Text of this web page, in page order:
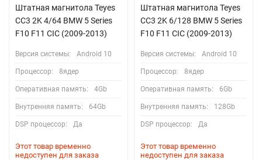
Штатная магнитола Teyes
CC3 2K 4/64 BMW 5 Series
F10 F11 CIC (2009-2013)
Версия системы: Android 10
Процессор: 8ядер
Оперативная память: 4Gb
Внутренняя память: 64Gb
DSP процессор: Да
Этот товар временно
недоступен для заказа
Штатная магнитола Teyes
CC3 2K 6/128 BMW 5 Series
F10 F11 CIC (2009-2013)
Версия системы: Android 10
Процессор: 8ядер
Оперативная память: 6Gb
Внутренняя память: 128Gb
DSP процессор: Да
Этот товар временно
недоступен для заказа